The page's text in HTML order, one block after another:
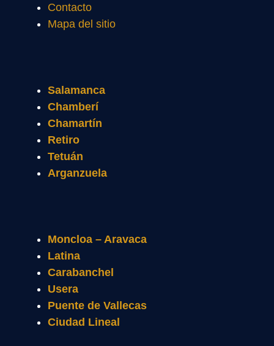
Contacto
Mapa del sitio
Salamanca
Chamberí
Chamartín
Retiro
Tetuán
Arganzuela
Moncloa – Aravaca
Latina
Carabanchel
Usera
Puente de Vallecas
Ciudad Lineal